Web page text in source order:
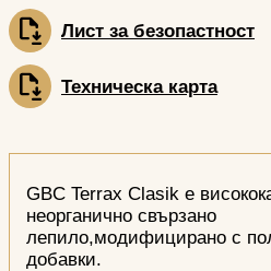
Лист за безопастност
Техническа карта
GBC Terrax Clasik е
неорганично свързано
лепило,модифицирано с
добавки.